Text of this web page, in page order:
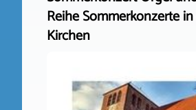
Reihe Sommerkonzerte
Kirchen